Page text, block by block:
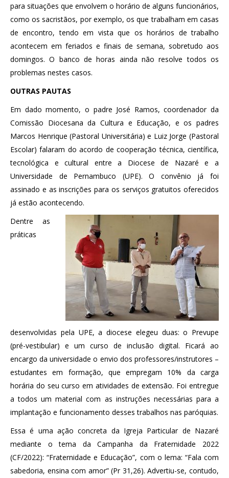
para situações que envolvem o horário de alguns funcionários,
como os sacristãos, por exemplo, os que trabalham em casas
de encontro, tendo em vista que os horários de trabalho
acontecem em feriados e finais de semana, sobretudo aos
domingos. O banco de horas ainda não resolve todos os
problemas nestes casos.
OUTRAS PAUTAS
Em dado momento, o padre José Ramos, coordenador da
Comissão Diocesana da Cultura e Educação, e os padres
Marcos Henrique (Pastoral Universitária) e Luiz Jorge (Pastoral
Escolar) falaram do acordo de cooperação técnica, científica,
tecnológica e cultural entre a Diocese de Nazaré e a
Universidade de Pernambuco (UPE). O convênio já foi
assinado e as inscrições para os serviços gratuitos oferecidos
já estão acontecendo.
Dentre as
práticas
desenvolvidas pela UPE, a diocese elegeu duas: o Prevupe
(pré-vestibular) e um curso de inclusão digital. Ficará ao
encargo da universidade o envio dos professores/instrutores –
estudantes em formação, que empregam 10% da carga
horária do seu curso em atividades de extensão. Foi entregue
a todos um material com as instruções necessárias para a
implantação e funcionamento desses trabalhos nas paróquias.
Essa é uma ação concreta da Igreja Particular de Nazaré
mediante o tema da Campanha da Fraternidade 2022
(CF/2022): “Fraternidade e Educação”, com o lema: “Fala com
sabedoria, ensina com amor” (Pr 31,26). Advertiu-se, contudo,